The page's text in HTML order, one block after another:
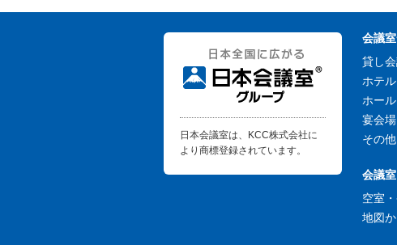
日本会議室は、KCC株式会社に
より商標登録されています。
会議
貸し
ホテ
ホール
宴会場
その他
会議
空室
地図